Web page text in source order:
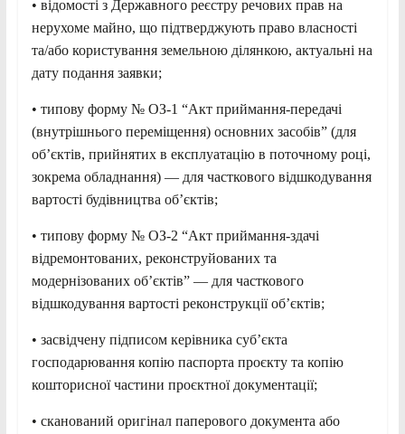
• відомості з Державного реєстру речових прав на
нерухоме майно, що підтверджують право власності
та/або користування земельною ділянкою, актуальні на
дату подання заявки;
• типову форму № ОЗ-1 “Акт приймання-передачі
(внутрішнього переміщення) основних засобів” (для
об’єктів, прийнятих в експлуатацію в поточному році,
зокрема обладнання) — для часткового відшкодування
вартості будівництва об’єктів;
• типову форму № ОЗ-2 “Акт приймання-здачі
відремонтованих, реконструйованих та
модернізованих об’єктів” — для часткового
відшкодування вартості реконструкції об’єктів;
• засвідчену підписом керівника суб’єкта
господарювання копію паспорта проєкту та копію
кошторисної частини проєктної документації;
• сканований оригінал паперового документа або